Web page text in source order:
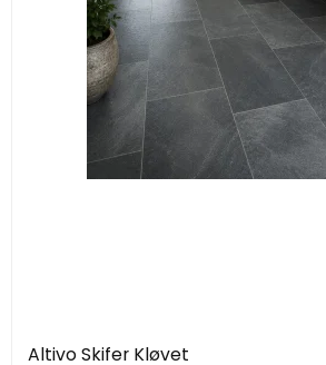
Altivo Skifer Kløvet